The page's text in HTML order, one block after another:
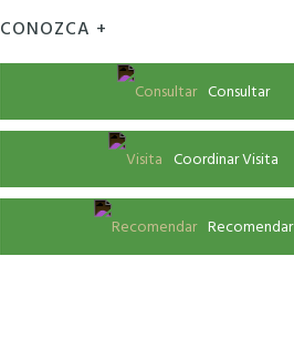
CONOZCA +
Consultar
Coordinar Visita
Recomendar